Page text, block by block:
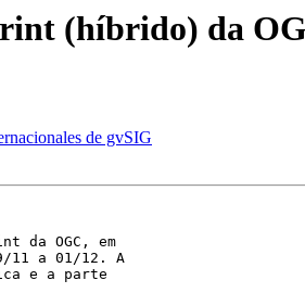
(híbrido) da
de gvSIG
da OGC, em
11 a 01/12. A
e a parte